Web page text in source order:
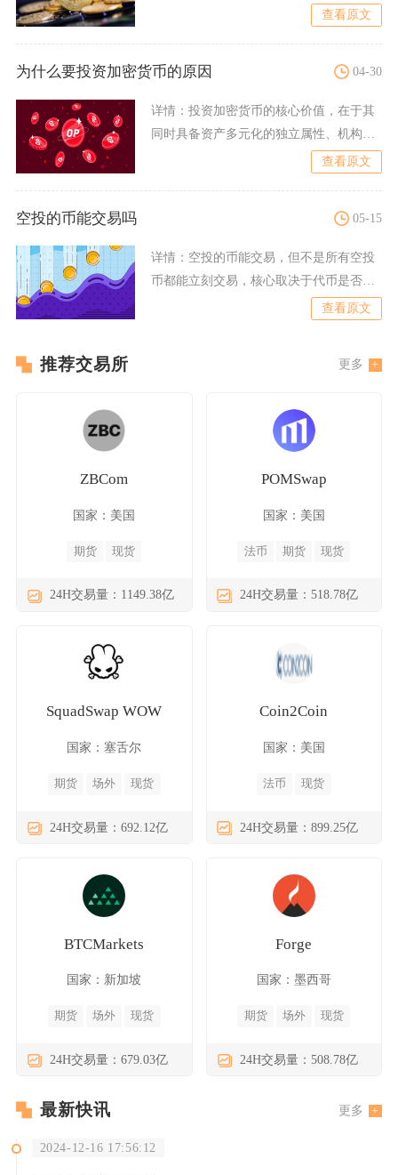
卖、全额交割、单向盈利无杠 查看原文
为什么要投资加密货币的原因 04-30
详情： 投资加密货币的核心价值，在于其
同时具备资产多元化的独立属性、机构入
查看原文
空投的币能交易吗 05-15
详情： 空投的币能交易，但不是所有空投
币都能立刻交易，核心取决于代币是否解
查看原文
推荐交易所 更多
ZBCom
国家：美国
期货 现货
24H交易量：1149.38亿
POMSwap
国家：美国
法币 期货 现货
24H交易量：518.78亿
SquadSwap WOW
国家：塞舌尔
期货 场外 现货
24H交易量：692.12亿
Coin2Coin
国家：美国
法币 现货
24H交易量：899.25亿
BTCMarkets
国家：新加坡
期货 场外 现货
24H交易量：679.03亿
Forge
国家：墨西哥
期货 场外 现货
24H交易量：508.78亿
最新快讯 更多
2024-12-16 17:56:12